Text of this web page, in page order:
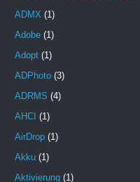
ADMX (1)
Adobe (1)
Adopt (1)
ADPhoto (3)
ADRMS (4)
AHCI (1)
AirDrop (1)
Akku (1)
Aktivierung (1)